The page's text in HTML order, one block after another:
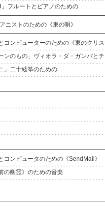
」フルートとピアノのための
ニストのための《東の唄》
コンピューターのための《東のクリ
ンのもの」ヴィオラ・ダ・ガンバと
ニ」二十絃筝のための
コンピュータのための《SendMail》
の幽霊》のための音楽